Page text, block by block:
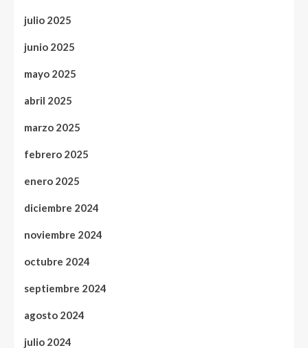
julio 2025
junio 2025
mayo 2025
abril 2025
marzo 2025
febrero 2025
enero 2025
diciembre 2024
noviembre 2024
octubre 2024
septiembre 2024
agosto 2024
julio 2024